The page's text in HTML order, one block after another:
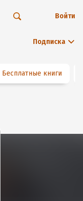
Подписка
Войти
Бесплатные книги